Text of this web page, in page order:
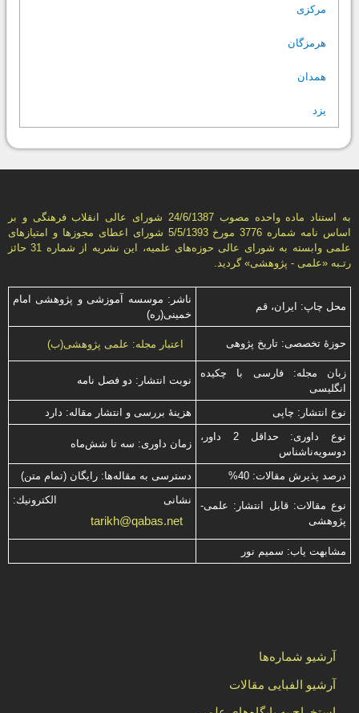
مرکزی
هرمزگان
همدان
یزد
به استناد ماده واحده مصوب 24/6/1387 شورای عالی انقلاب فرهنگی و بر
اساس نامه شماره 3776 مورخ 5/5/1393 شورای اعطای مجوزها و امتيازهای
علمی وابسته به شورای عالی حوزه‌های علميه، اين نشريه از شماره 31 حائز
رتـبه «علمی - پژوهشی» گرديد.
محل چاپ: ایران، قم
ناشر: موسسه آموزشی و پژوهشی امام
خمینی(ره)
حوزۀ تخصصی: تاریخ پژوهی اعتبار مجله: علمی پژوهشی(ب)
زبان مجله: فارسی با چكیده
انگلیسی
نوبت انتشار: دو فصل نامه
نوع انتشار: چاپی
هزینۀ بررسی و انتشار مقاله: دارد
نوع داوری: حداقل 2 داور،
دوسویه‌ناشناس
زمان داوری: سه تا شش‌ماه
درصد پذیرش مقالات: 40% دسترسی به مقاله‌ها: رایگان (تمام متن)
نوع مقالات: قابل انتشار: علمی-
پژوهشی
نشانی الكترونیك:
tarikh@qabas.net
مشابهت ياب: سميم نور
آرشیو شماره‌ها
آرشیو الفبایی مقالات